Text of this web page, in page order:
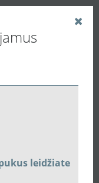
leidžiate
MTH su laikmačiu